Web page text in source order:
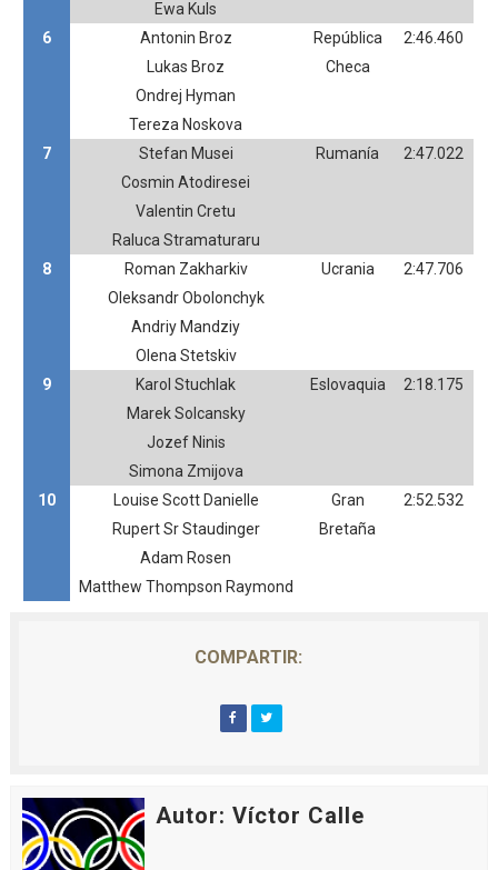
Ewa Kuls
6
Antonin Broz
Lukas Broz
Ondrej Hyman
Tereza Noskova
República
Checa
2:46.460
7
Stefan Musei
Cosmin Atodiresei
Valentin Cretu
Raluca Stramaturaru
Rumanía 2:47.022
8
Roman Zakharkiv
Oleksandr Obolonchyk
Andriy Mandziy
Olena Stetskiv
Ucrania 2:47.706
9
Karol Stuchlak
Marek Solcansky
Jozef Ninis
Simona Zmijova
Eslovaquia 2:18.175
10
Louise Scott Danielle
Rupert Sr Staudinger
Adam Rosen
Matthew Thompson Raymond
Gran
Bretaña
2:52.532
COMPARTIR:
Autor: Víctor Calle